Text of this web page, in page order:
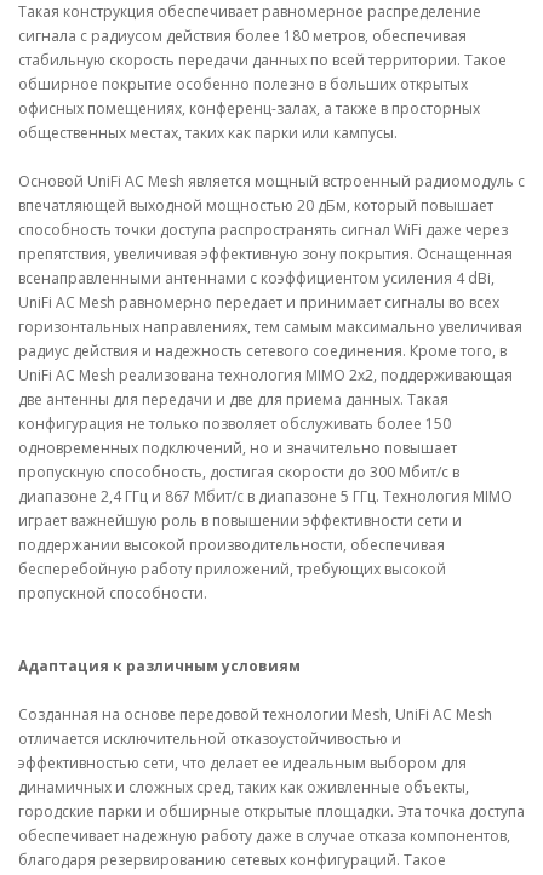
Такая конструкция обеспечивает равномерное распределение
сигнала с радиусом действия более 180 метров, обеспечивая
стабильную скорость передачи данных по всей территории. Такое
обширное покрытие особенно полезно в больших открытых
офисных помещениях, конференц-залах, а также в просторных
общественных местах, таких как парки или кампусы.
Основой UniFi AC Mesh является мощный встроенный радиомодуль с
впечатляющей выходной мощностью 20 дБм, который повышает
способность точки доступа распространять сигнал WiFi даже через
препятствия, увеличивая эффективную зону покрытия. Оснащенная
всенаправленными антеннами с коэффициентом усиления 4 dBi,
UniFi AC Mesh равномерно передает и принимает сигналы во всех
горизонтальных направлениях, тем самым максимально увеличивая
радиус действия и надежность сетевого соединения. Кроме того, в
UniFi AC Mesh реализована технология MIMO 2x2, поддерживающая
две антенны для передачи и две для приема данных. Такая
конфигурация не только позволяет обслуживать более 150
одновременных подключений, но и значительно повышает
пропускную способность, достигая скорости до 300 Мбит/с в
диапазоне 2,4 ГГц и 867 Мбит/с в диапазоне 5 ГГц. Технология MIMO
играет важнейшую роль в повышении эффективности сети и
поддержании высокой производительности, обеспечивая
бесперебойную работу приложений, требующих высокой
пропускной способности.
Адаптация к различным условиям
Созданная на основе передовой технологии Mesh, UniFi AC Mesh
отличается исключительной отказоустойчивостью и
эффективностью сети, что делает ее идеальным выбором для
динамичных и сложных сред, таких как оживленные объекты,
городские парки и обширные открытые площадки. Эта точка доступа
обеспечивает надежную работу даже в случае отказа компонентов,
благодаря резервированию сетевых конфигураций. Такое